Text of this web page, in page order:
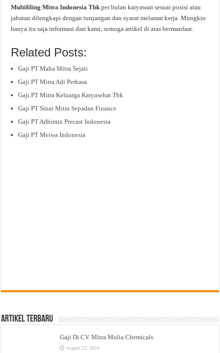
Multifiling Mitra Indonesia Tbkper bulan karyawan sesuai posisi atau
jabatan dilengkapi dengan tunjangan dan syarat melamar kerja. Mungkin
hanya itu saja informasi dari kami, semoga artikel di atas bermanfaat.
Related Posts:
Gaji PT Maha Mitra Sejati
Gaji PT Mitra Adi Perkasa
Gaji PT Mitra Keluarga Karyasehat Tbk
Gaji PT Sinar Mitra Sepadan Finance
Gaji PT Adhimix Precast Indonesia
Gaji PT Meiwa Indonesia
Artikel Terbaru
Gaji Di CV. Mitra Mulia Chemicals
August 23, 2024